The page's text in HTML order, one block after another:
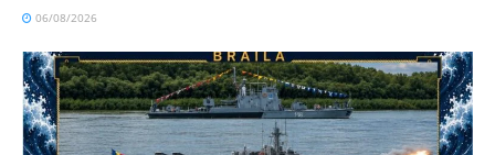
06/08/2026